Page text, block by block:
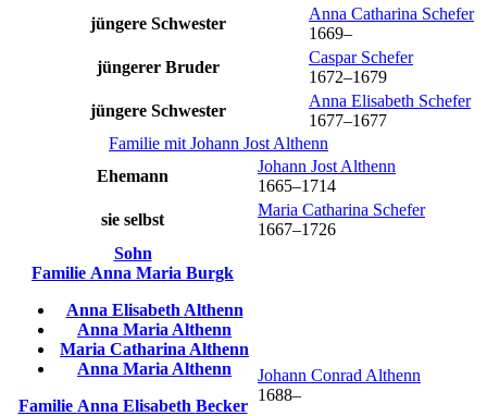
jüngere Schwester
Anna Catharina Schefer
1669–
jüngerer Bruder
Caspar Schefer
1672–1679
jüngere Schwester
Anna Elisabeth Schefer
1677–1677
Familie mit Johann Jost Althenn
Ehemann
Johann Jost Althenn
1665–1714
sie selbst
Maria Catharina Schefer
1667–1726
Sohn
Familie Anna Maria Burgk
Anna Elisabeth Althenn
Anna Maria Althenn
Maria Catharina Althenn
Anna Maria Althenn
Familie Anna Elisabeth Becker
Johann Conrad Althenn
1688–